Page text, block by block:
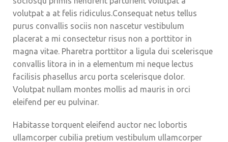
volutpat a at felis ridiculus.Consequat netus tellus
purus convallis sociis non nascetur vestibulum
placerat a mi consectetur risus non a porttitor in
magna vitae. Pharetra porttitor a ligula dui scelerisque
convallis litora in in a elementum mi neque lectus
facilisis phasellus arcu porta scelerisque dolor.
Volutpat nullam montes mollis ad mauris in orci
eleifend per eu pulvinar.
Habitasse torquent eleifend auctor nec lobortis
ullamcorper cubilia pretium vestibulum ullamcorper